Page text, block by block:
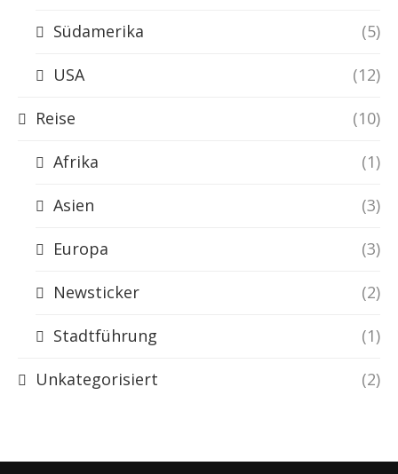
Südamerika (5)
USA (12)
Reise (10)
Afrika (1)
Asien (3)
Europa (3)
Newsticker (2)
Stadtführung (1)
Unkategorisiert (2)